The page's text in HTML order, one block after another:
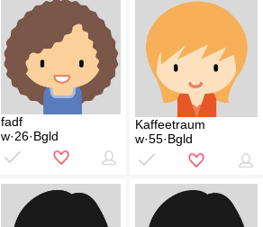
fadf
w·26·Bgld
Kaffeetraum
w·55·Bgld